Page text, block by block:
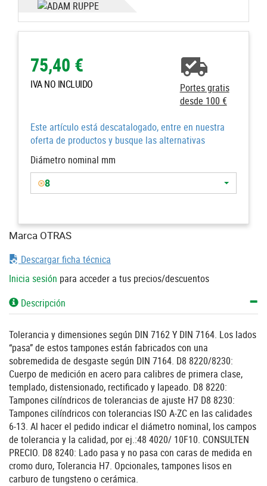
75,40 €
IVA NO INCLUIDO
Portes gratis
desde 100 €
Este artículo está descatalogado, entre en nuestra
oferta de productos y busque las alternativas
Diámetro nominal mm
8
Marca OTRAS
Descargar ficha técnica
Inicia sesión para acceder a tus precios/descuentos
Descripción
Tolerancia y dimensiones según DIN 7162 Y DIN 7164. Los lados
“pasa” de estos tampones están fabricados con una
sobremedida de desgaste según DIN 7164. D8 8220/8230:
Cuerpo de medición en acero para calibres de primera clase,
templado, distensionado, rectificado y lapeado. D8 8220:
Tampones cilíndricos de tolerancias de ajuste H7 D8 8230:
Tampones cilíndricos con tolerancias ISO A-ZC en las calidades
6-13. Al hacer el pedido indicar el diámetro nominal, los campos
de tolerancia y la calidad, por ej.:48 4020/ 10F10. CONSULTEN
PRECIO. D8 8240: Lado pasa y no pasa con caras de medida en
cromo duro, Tolerancia H7. Opcionales, tampones lisos en
carburo de tungsteno o cerámica.